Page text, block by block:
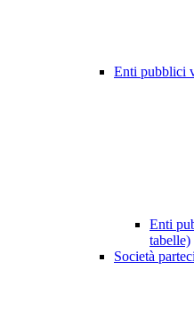
Enti pubblici
Enti
tabelle)
Società